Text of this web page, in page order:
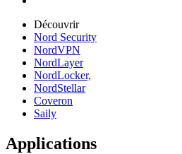
Découvrir
Nord Security
NordVPN
NordLayer
NordLocker,
NordStellar
Coveron
Saily
Applications